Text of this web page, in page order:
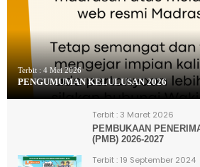
Terbit : 4 Mei 2026
PENGUMUMAN KELULUSAN 2026
Terbit : 3 Maret 2026
PEMBUKAAN
(PMB) 2026-2027
Terbit : 19 September 2024